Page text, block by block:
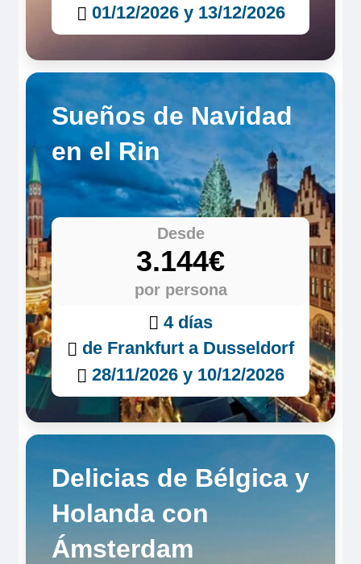
01/12/2026 y 13/12/2026
Sueños de Navidad
en el Rin
Desde
3.144€
por persona
4 días
de Frankfurt a Dusseldorf
28/11/2026 y 10/12/2026
Delicias de Bélgica y
Holanda con
Ámsterdam